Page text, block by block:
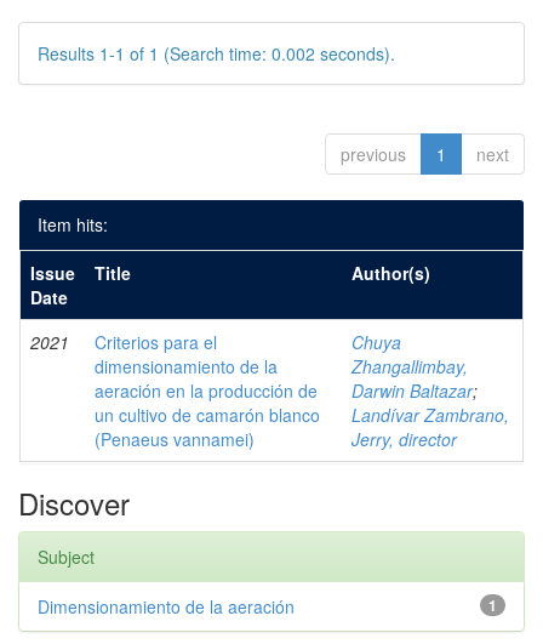
Results 1-1 of 1 (Search time: 0.002 seconds).
previous 1 next
Item hits:
Issue
Date
Title Author(s)
2021
Criterios para el
dimensionamiento de la
aeración en la producción de
un cultivo de camarón blanco
(Penaeus vannamei)
Chuya
Zhangallimbay,
Darwin Baltazar;
Landívar Zambrano,
Jerry, director
Discover
Subject
1
Dimensionamiento de la aeración